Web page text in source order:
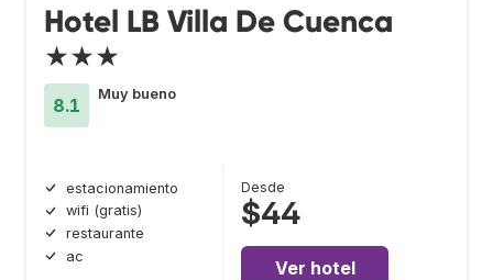
Hotel LB Villa De Cuenca
★★★
8.1
Muy bueno
estacionamiento
wifi (gratis)
restaurante
ac
Desde
$44
Ver hotel